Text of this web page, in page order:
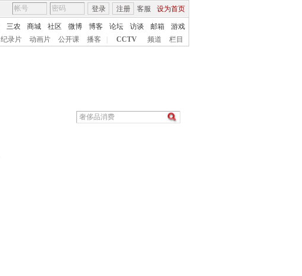
客服 设为首页
登录 注册
三农 商城 社区 微博 博客 论坛 访谈 邮箱
游戏
纪录片 动画片 公开课 播客 CCTV 频道 栏目